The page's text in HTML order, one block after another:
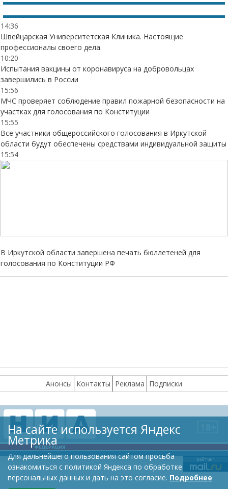
14:36
Швейцарская Университетская Клиника. Настоящие
профессионалы своего дела.
10:20
Испытания вакцины от коронавируса на добровольцах
завершились в России
15:56
МЧС проверяет соблюдение правил пожарной безопасности на
участках для голосования по Конституции
15:55
Все участники общероссийского голосования в Иркутской
области будут обеспечены средствами индивидуальной защиты
15:54
В Иркутской области завершена печать бюллетеней для
голосования по Конституции РФ
Анонсы Контакты Реклама Подписки
На сайте используется Яндекс
Метрика
Для дальнейшего пользования сайтом просьба
ознакомиться с политикой Яндекса по обработке
персональных данных и дать на это согласие. Подробнее